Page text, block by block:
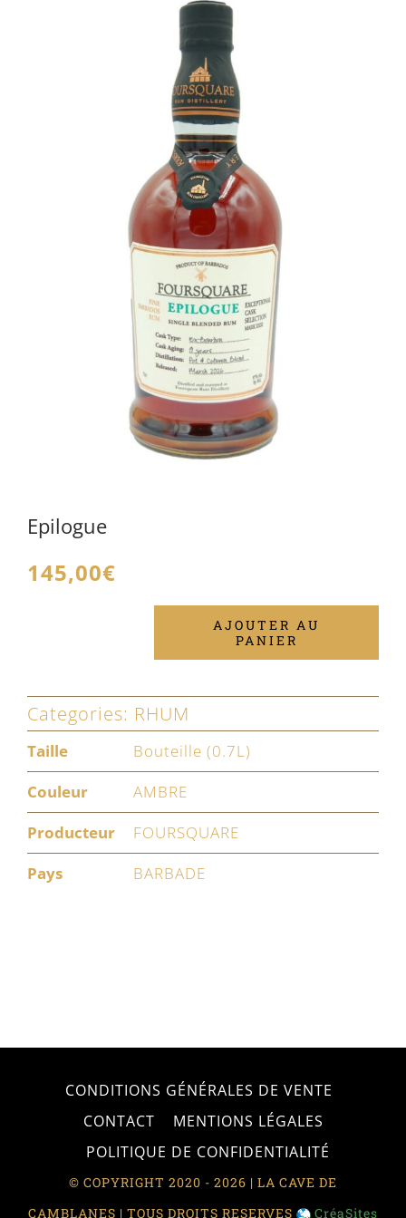
ACCESSOIRES
Epilogue
145,00€
Epilogue
AJOUTER AU
PANIER
Categories: RHUM
Taille
Bouteille (0.7L)
Couleur
AMBRE
Producteur
FOURSQUARE
Pays
BARBADE
CONDITIONS GÉNÉRALES DE VENTE
CONTACT
MENTIONS LÉGALES
POLITIQUE DE CONFIDENTIALITÉ
© COPYRIGHT 2020 - 2026 | LA CAVE DE
CAMBLANES | TOUS DROITS RESERVES
CréaSites